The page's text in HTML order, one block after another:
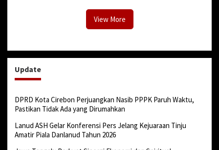
View More
Update
DPRD Kota Cirebon Perjuangkan Nasib PPPK Paruh Waktu,
Pastikan Tidak Ada yang Dirumahkan
Lanud ASH Gelar Konferensi Pers Jelang Kejuaraan Tinju
Amatir Piala Danlanud Tahun 2026